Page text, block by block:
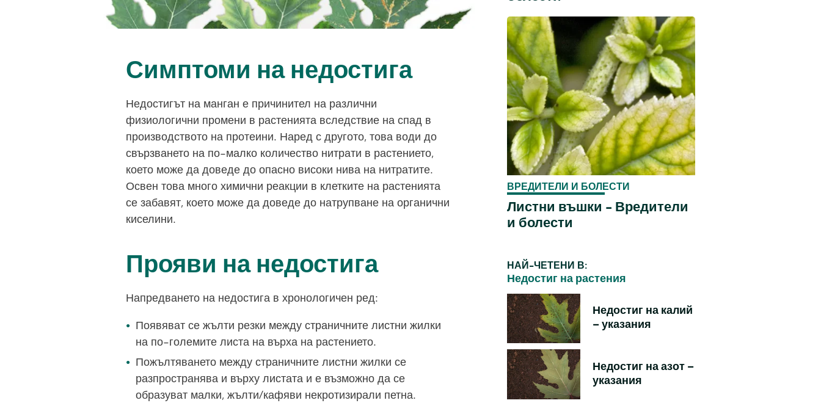
Симптоми на недостига
Недостигът на манган е причинител на различни
физиологични промени в растенията вследствие на спад в
производството на протеини. Наред с другото, това води до
свързването на по-малко количество нитрати в растението,
което може да доведе до опасно високи нива на нитратите.
Освен това много химични реакции в клетките на растенията
се забавят, което може да доведе до натрупване на органични
киселини.
Прояви на недостига
Напредването на недостига в хронологичен ред:
Появяват се жълти резки между страничните листни жилки
на по-големите листа на върха на растението.
Пожълтяването между страничните листни жилки се
разпространява и върху листата и е възможно да се
образуват малки, жълти/кафяви некротизирали петна.
ВРЕДИТЕЛИ И БОЛЕСТИ
Листни въшки - Вредители
и болести
НАЙ-ЧЕТЕНИ В:
Недостиг на растения
Недостиг на калий
– указания
Недостиг на азот –
указания